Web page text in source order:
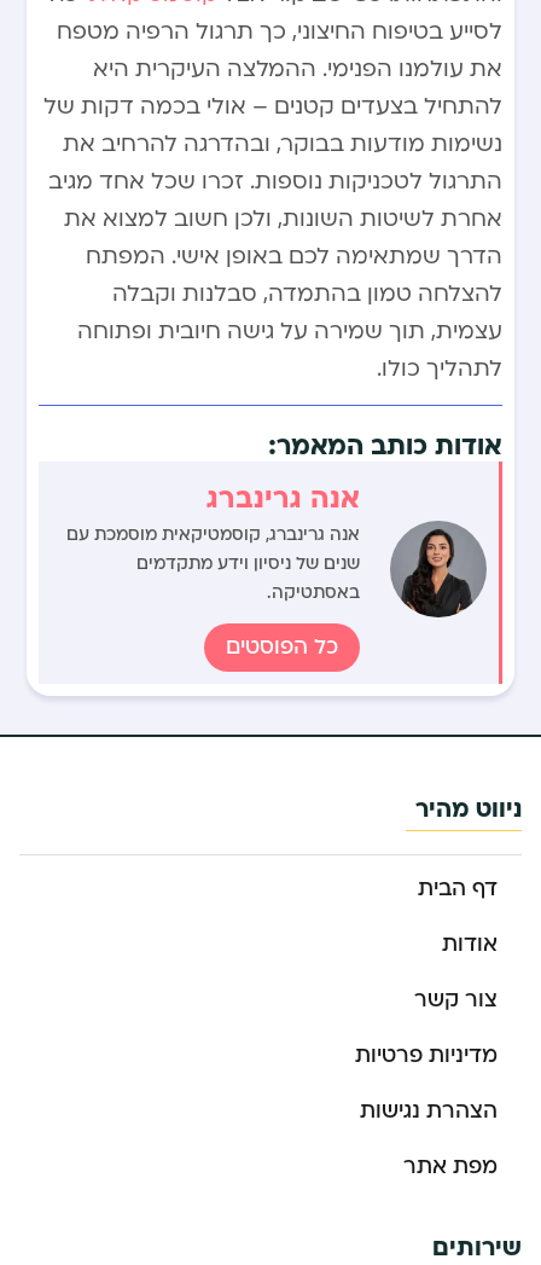
לסייע בטיפוח החיצוני, כך תרגול הרפיה מטפח
את עולמנו הפנימי. ההמלצה העיקרית היא
להתחיל בצעדים קטנים – אולי בכמה דקות של
נשימות מודעות בבוקר, ובהדרגה להרחיב את
התרגול לטכניקות נוספות. זכרו שכל אחד מגיב
אחרת לשיטות השונות, ולכן חשוב למצוא את
הדרך שמתאימה לכם באופן אישי. המפתח
להצלחה טמון בהתמדה, סבלנות וקבלה
עצמית, תוך שמירה על גישה חיובית ופתוחה
לתהליך כולו.
אודות כותב המאמר:
אנה גרינברג
אנה גרינברג, קוסמטיקאית מוסמכת עם
שנים של ניסיון וידע מתקדמים
באסתטיקה.
כל הפוסטים
ניווט מהיר
דף הבית
אודות
צור קשר
מדיניות פרטיות
הצהרת נגישות
מפת אתר
שירותים